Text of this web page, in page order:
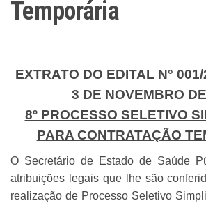
Temporária
EXTRATO DO EDITAL N°
3 DE NOVEMBRO
8º PROCESSO SELETIVO
PARA CONTRATAÇÃO
O Secretário de Estado de Saúde
atribuições legais que lhe são
realização de Processo Seletivo